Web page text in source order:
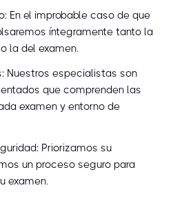
En el improbable caso de que
íntegramente tanto la
la del examen.
Nuestros especialistas son
que comprenden las
examen y entorno de
Priorizamos su
un proceso seguro para
examen.